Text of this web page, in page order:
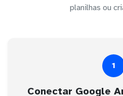
planilhas ou
1
Conectar Google